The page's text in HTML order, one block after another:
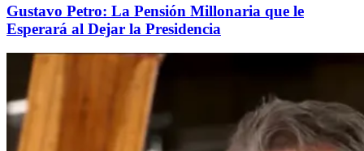
Gustavo Petro: La Pensión Millonaria que le
Esperará al Dejar la Presidencia